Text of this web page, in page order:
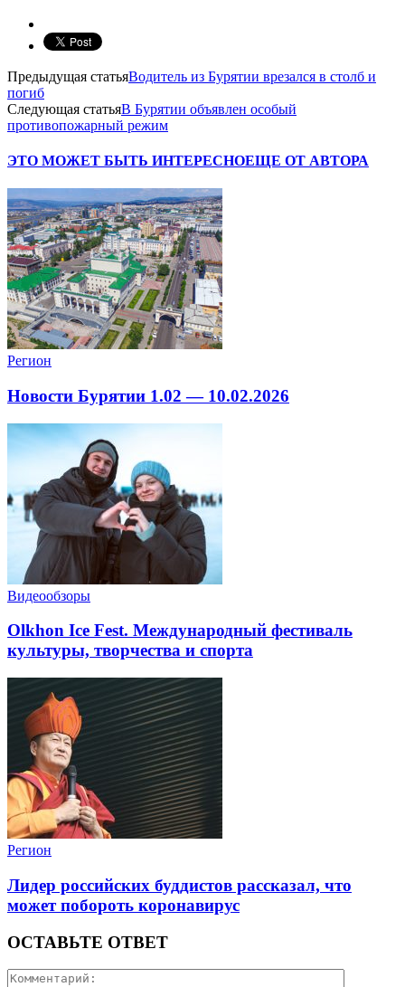
Предыдущая статьяВодитель из Бурятии врезался в столб и
погиб
Следующая статьяВ Бурятии объявлен особый
противопожарный режим
ЭТО МОЖЕТ БЫТЬ ИНТЕРЕСНОЕЩЕ ОТ АВТОРА
Регион
Новости Бурятии 1.02 — 10.02.2026
Видеообзоры
Olkhon Ice Fest. Международный фестиваль
культуры, творчества и спорта
Регион
Лидер российских буддистов рассказал, что
может побороть коронавирус
ОСТАВЬТЕ ОТВЕТ